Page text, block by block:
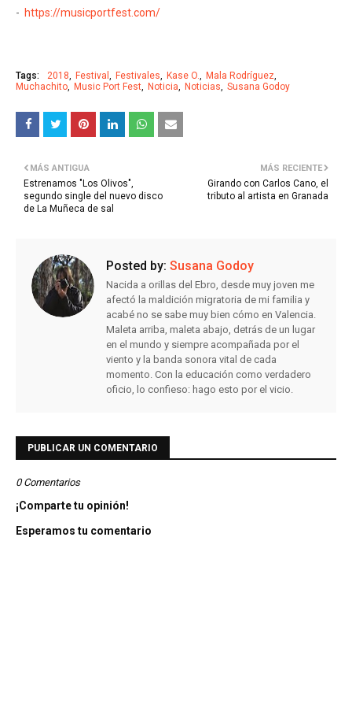
- https://musicportfest.com/
Tags: 2018 Festival Festivales Kase O.
Mala Rodríguez
Muchachito
Music Port Fest Noticia Noticias Susana Godoy
MÁS RECIENTE
Girando con Carlos Cano, el
tributo al artista en Granada
MÁS ANTIGUA
Estrenamos "Los Olivos",
segundo single del nuevo disco
de La Muñeca de sal
Posted by: Susana Godoy
Nacida a orillas del Ebro, desde muy joven me
afectó la maldición migratoria de mi familia y
acabé no se sabe muy bien cómo en Valencia.
Maleta arriba, maleta abajo, detrás de un lugar
en el mundo y siempre acompañada por el
viento y la banda sonora vital de cada
momento. Con la educación como verdadero
oficio, lo confieso: hago esto por el vicio.
PUBLICAR UN COMENTARIO
0 Comentarios
¡Comparte tu opinión!
Esperamos tu comentario